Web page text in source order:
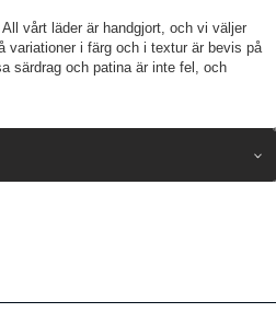
vårt läder är handgjort, och vi väljer
variationer i färg och i textur är bevis på
särdrag och patina är inte fel, och
MagSafe-kompatibel